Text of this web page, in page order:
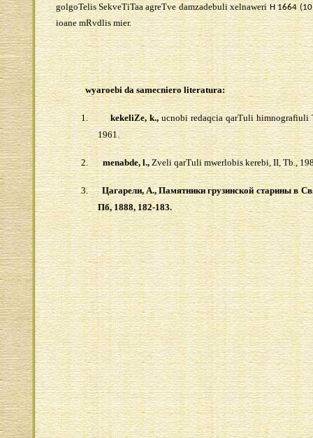
golgoTelis SekveTiTaa agreTve damzadebuli xelnaweriH 1664
ioane mRvdlis mier.
wyaroebi da samecniero literatura:
1. kekeliZe, k.,ucnobi redaqcia qarTuli himnografiuli
1961.
2. menabde, l.,Zveli qarTuli mwerlobis kerebi, II, Tb.,
3.
Цагарели, А., Памятники грузинской старины в
Пб, 1888, 182-183.